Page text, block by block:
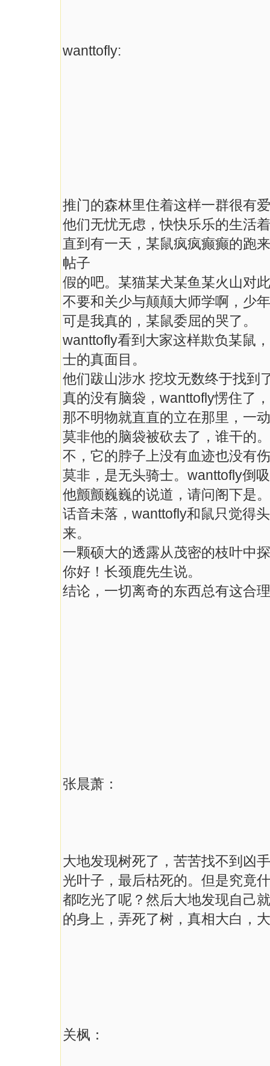
wanttofly:
推门的森林里住着这样一群很有
他们无忧无虑，快快乐乐的生活
直到有一天，某鼠疯疯癫癫的跑
帖子
假的吧。某猫某犬某鱼某火山对
不要和关少与颠颠大师学啊，少
可是我真的，某鼠委屈的哭了。
wanttofly看到大家这样欺负某鼠
士的真面目。
他们跋山涉水 挖坟无数终于找到
真的没有脑袋，wanttofly愣住了，
那不明物就直直的立在那里，一
莫非他的脑袋被砍去了，谁干的。
不，它的脖子上没有血迹也没有
莫非，是无头骑士。wanttofly倒
他颤颤巍巍的说道，请问阁下是。
话音未落，wanttofly和鼠只觉得
来。
一颗硕大的透露从茂密的枝叶中
你好！长颈鹿先生说。
结论，一切离奇的东西总有这合
张晨萧：
大地发现树死了，苦苦找不到凶
光叶子，最后枯死的。但是究竟
都吃光了呢？然后大地发现自己
的身上，弄死了树，真相大白，
关枫：